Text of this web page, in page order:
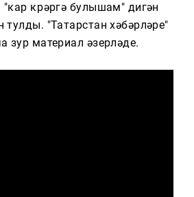
көрәргә булышам" дигән
тулды. "Татарстан хәбәрләре"
зур материал әзерләде.